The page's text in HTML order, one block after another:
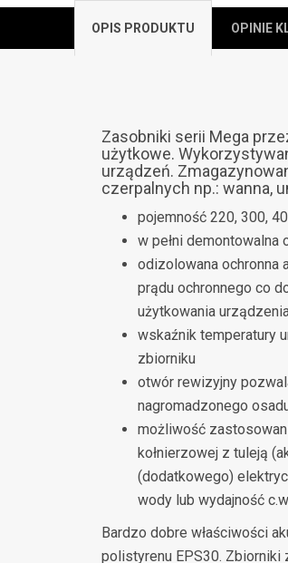
OPIS PRODUKTU OPINIE
Zasobniki serii Mega
użytkowe.
urządzeń.
czerpalnych np.: wanna,
pojemność 220, 300,
w pełni demontowalna
odizolowana ochronna
prądu ochronnego co
użytkowania
wskaźnik temperatury
zbiorniku
otwór rewizyjny
nagromadzonego
możliwość
kołnierzowej z tuleją
(dodatkowego)
wody lub wydajność
Bardzo dobre właściwości
polistyrenu EPS30.